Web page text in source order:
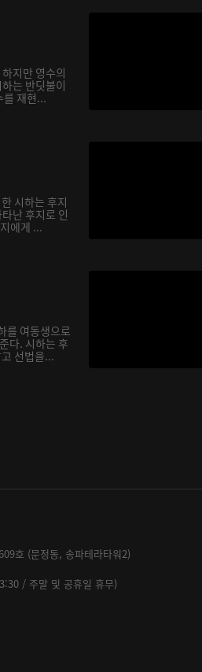
지만 영수의
는 반딧불이
를 재현...
시하는 후지
난 후지로 인
에게 ...
를 여동생으로
다. 시하는 후
선법을...
호 (문정동, 송파테라타워2)
/ 주말 및 공휴일 휴무)